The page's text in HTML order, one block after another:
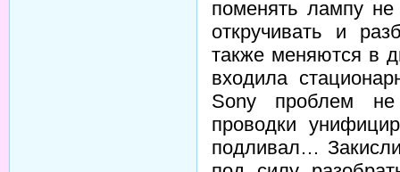
поменять лампу
откручивать и
также меняются в
входила
Sony проблем
проводки
подливал…